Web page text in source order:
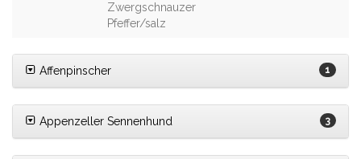
Zwergschnauzer
Pfeffer/salz
Affenpinscher 1
Appenzeller Sennenhund 3